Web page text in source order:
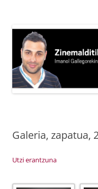
Galeria, zapatua,
Utzi erantzuna